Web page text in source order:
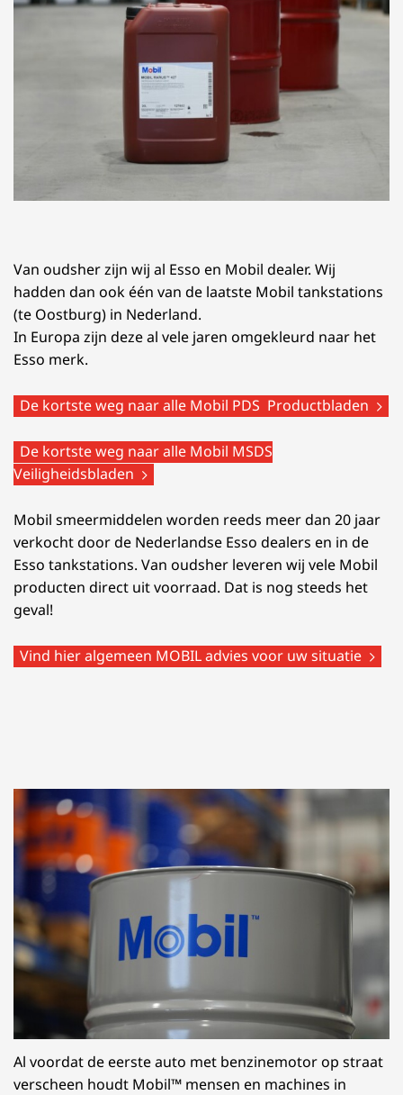
Van oudsher zijn wij al Esso en Mobil dealer. Wij
hadden dan ook één van de laatste Mobil tankstations
(te Oostburg) in Nederland.
In Europa zijn deze al vele jaren omgekleurd naar het
Esso merk.
De kortste weg naar alle Mobil PDS Productbladen
De kortste weg naar alle Mobil MSDS
Veiligheidsbladen
Mobil smeermiddelen worden reeds meer dan 20 jaar
verkocht door de Nederlandse Esso dealers en in de
Esso tankstations. Van oudsher leveren wij vele Mobil
producten direct uit voorraad. Dat is nog steeds het
geval!
Vind hier algemeen MOBIL advies voor uw situatie
Al voordat de eerste auto met benzinemotor op straat
verscheen houdt Mobil™ mensen en machines in